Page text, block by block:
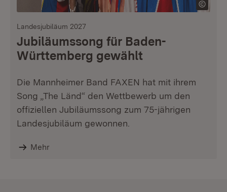
Landesjubiläum 2027
Jubiläumssong für Baden-
Württemberg gewählt
Die Mannheimer Band FAXEN hat mit ihrem
Song „The Länd“ den Wettbewerb um den
offiziellen Jubiläumssong zum 75-jährigen
Landesjubiläum gewonnen.
Mehr